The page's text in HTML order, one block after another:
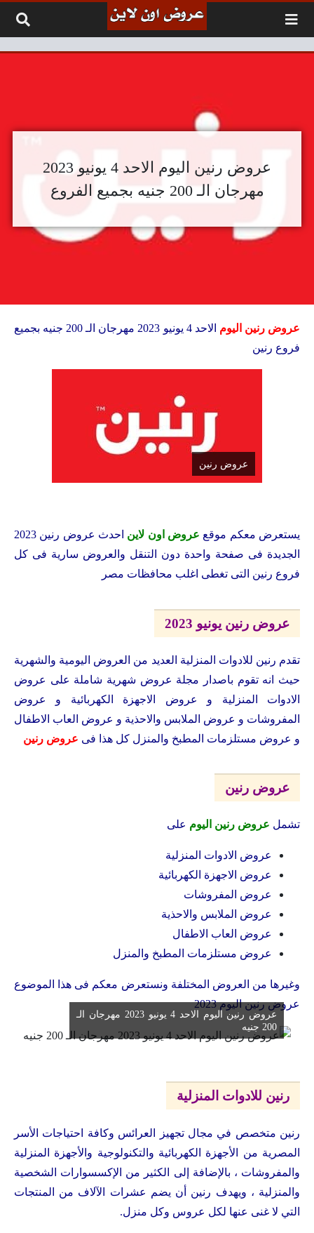
عروض رنين اليوم الاحد 4 يونيو 2023
مهرجان الـ 200 جنيه بجميع الفروع
عروض رنين اليوم
الاحد 4 يونيو 2023 مهرجان الـ 200 جنيه بجميع
فروع رنين
عروض رنين
يستعرض معكم موقع عروض اون لاين
احدث عروض رنين 2023
الجديدة فى صفحة واحدة دون التنقل والعروض سارية فى كل
فروع رنين التى تغطى اغلب محافظات مصر
عروض رنين يونيو 2023
تقدم رنين للادوات المنزلية العديد من العروض اليومية والشهرية
حيث انه تقوم باصدار مجلة عروض شهرية شاملة على عروض
الادوات المنزلية و عروض الاجهزة الكهربائية و عروض
المفروشات و عروض الملابس والاحذية و عروض العاب الاطفال
و عروض مستلزمات المطبخ والمنزل كل هذا فى عروض رنين
عروض رنين
تشمل عروض رنين اليوم على
عروض الادوات المنزلية
عروض الاجهزة الكهربائية
عروض المفروشات
عروض الملابس والاحذية
عروض العاب الاطفال
عروض مستلزمات المطبخ والمنزل
وغيرها من العروض المختلفة ونستعرض معكم فى هذا الموضوع
عروض رنين اليوم 2023
عروض رنين اليوم الاحد 4 يونيو 2023 مهرجان الـ
200 جنيه
رنين للادوات المنزلية
رنين متخصص في مجال تجهيز العرائس وكافة احتياجات الأسر
المصرية من الأجهزة الكهربائية والتكنولوجية والأجهزة المنزلية
والمفروشات ، بالإضافة إلى الكثير من الإكسسوارات الشخصية
والمنزلية ، ويهدف رنين أن يضم عشرات الآلاف من المنتجات
التي لا غنى عنها لكل عروس وكل منزل.